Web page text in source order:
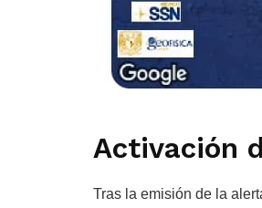
Activación
Tras la emisión de la